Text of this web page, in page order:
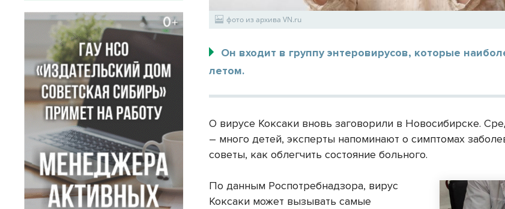
фото из архива VN.ru
Он входит в группу энтеровирусов, которые
летом.
О вирусе Коксаки вновь заговорили в Новосибирске.
– много детей, эксперты напоминают о симптомах
советы, как облегчить состояние больного.
По данным Роспотребнадзора, вирус
Коксаки может вызывать самые